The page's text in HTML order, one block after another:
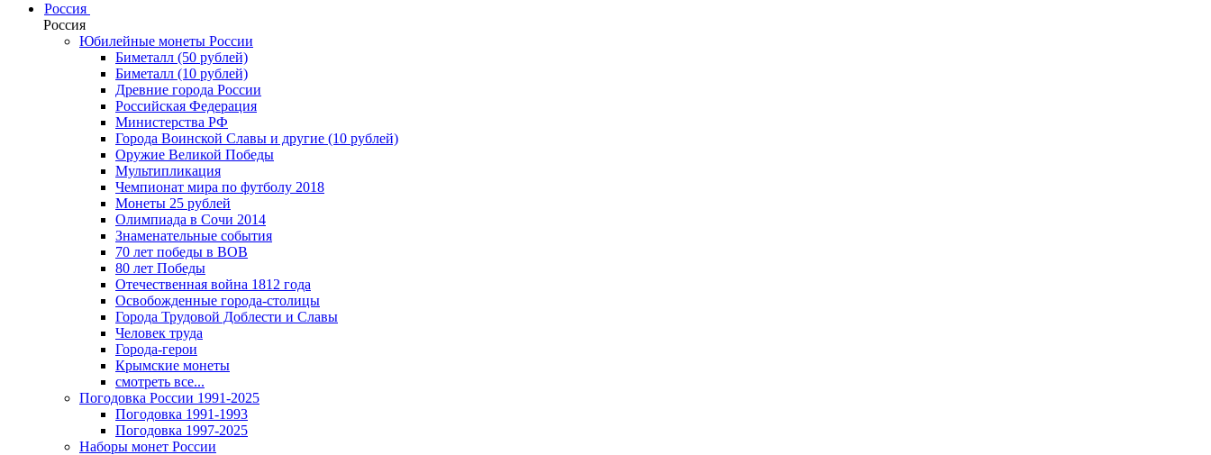
Россия
Россия
Юбилейные монеты России
Биметалл (50 рублей)
Биметалл (10 рублей)
Древние города России
Российская Федерация
Министерства РФ
Города Воинской Славы и другие (10 рублей)
Оружие Великой Победы
Мультипликация
Чемпионат мира по футболу 2018
Монеты 25 рублей
Олимпиада в Сочи 2014
Знаменательные события
70 лет победы в ВОВ
80 лет Победы
Отечественная война 1812 года
Освобожденные города-столицы
Города Трудовой Доблести и Славы
Человек труда
Города-герои
Крымские монеты
смотреть все...
Погодовка России 1991-2025
Погодовка 1991-1993
Погодовка 1997-2025
Наборы монет России